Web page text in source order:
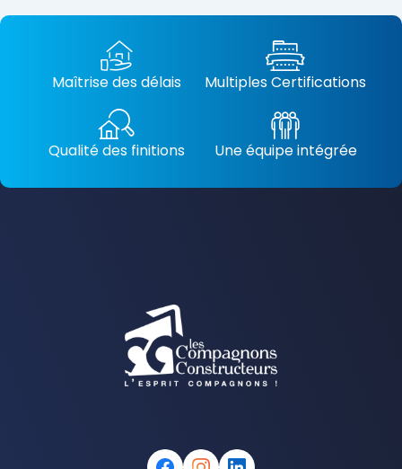
Maîtrise des délais Multiples Certifications
Qualité des finitions Une équipe intégrée